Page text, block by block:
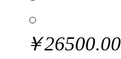
￥26500.00